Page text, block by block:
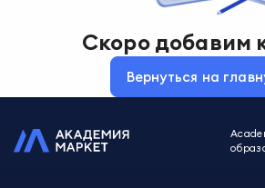
Скоро добавим
Вернуться на